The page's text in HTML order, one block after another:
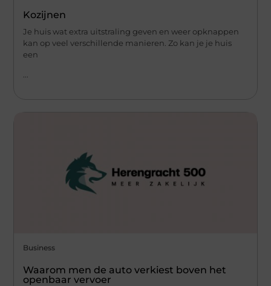
Kozijnen
Je huis wat extra uitstraling geven en weer opknappen
kan op veel verschillende manieren. Zo kan je je huis
een
...
Business
Waarom men de auto verkiest boven het
openbaar vervoer